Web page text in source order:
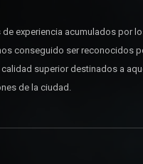
experiencia acumulados por
conseguido ser reconocidos
superior destinados a
de la ciudad.